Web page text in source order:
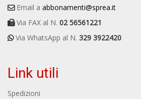
Email a abbonamenti@sprea.it
Via FAX al N. 02 56561221
Via WhatsApp al N. 329 3922420
Link utili
Spedizioni